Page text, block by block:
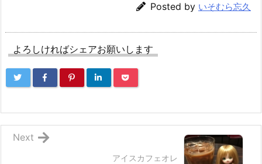
Posted by いそむら忘久
よろしければシェアお願いします
アイスカフェオレ
Next